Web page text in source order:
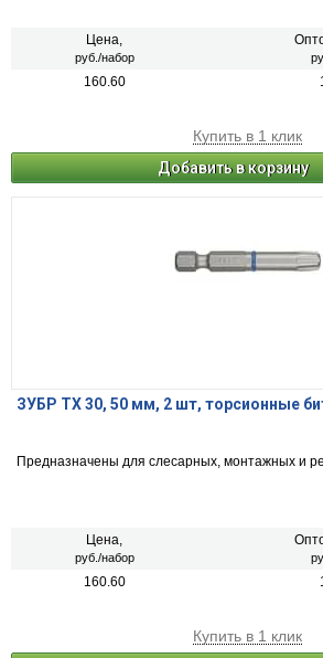
Цена,
руб./набор
160.60
Купить в 1 клик
Добавить в корзину
ЗУБР TX 30, 50 мм, 2 шт, торсионные
Предназначены для слесарных, монтажных и
Цена,
руб./набор
160.60
Купить в 1 клик